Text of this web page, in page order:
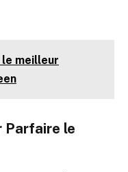
meilleur
Parfaire le